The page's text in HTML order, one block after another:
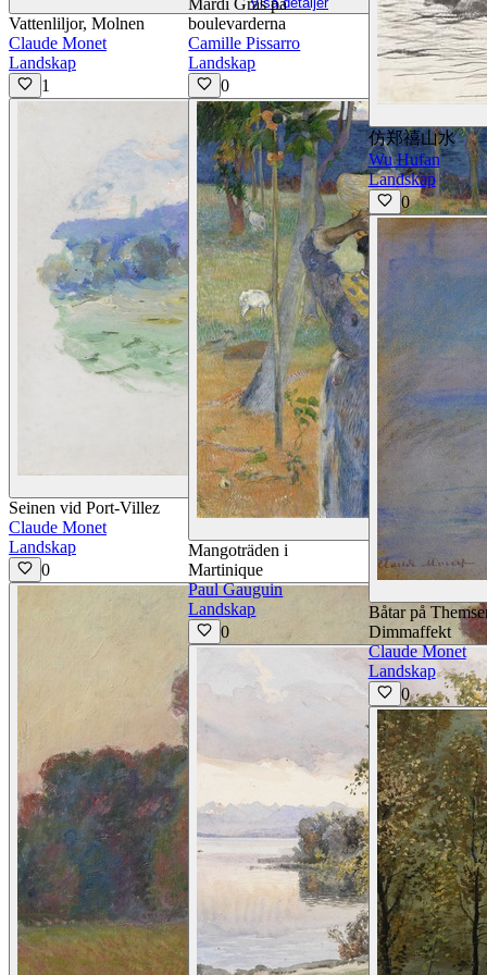
Vattenliljor, Molnen
Claude Monet
Landskap
1
Visa detaljer
Seinen vid Port-Villez
Claude Monet
Landskap
0
boulevarderna
Camille Pissarro
Landskap
0
Visa
Mangoträden i
Martinique
Paul Gauguin
Landskap
0
仿郑禧山水
Wu Hufan
Landskap
0
Båtar på
Dimmaffekt
Claude Monet
Landskap
0